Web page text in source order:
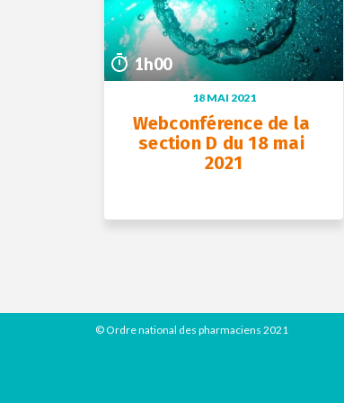
1h00
18 MAI 2021
Webconférence de la
section D du 18 mai
2021
© Ordre national des pharmaciens 2021